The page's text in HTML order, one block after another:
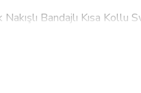
Bandajlı Kısa Kollu